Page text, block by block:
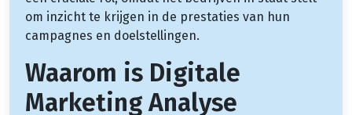
om inzicht te krijgen in de prestaties van hun
campagnes en doelstellingen.
Waarom is Digitale
Marketing Analyse